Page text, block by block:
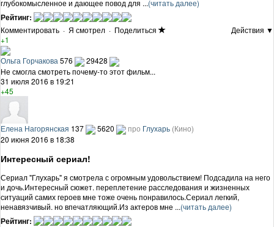
глубокомысленное и дающее повод для ...(читать далее)
Рейтинг:
Комментировать · Я смотрел · Поделиться
Действия ▼
+1
Ольга Горчакова 576
29428
Не смогла смотреть почему-то этот фильм...
31 июля 2016 в 19:21
+45
Елена Нагорянская 137 5620 про Глухарь (Кино)
20 июня 2016 в 18:38
Интересный сериал!
Сериал "Глухарь" я смотрела с огромным удовольствием! Подсадила на него
и дочь.Интересный сюжет. переплетение расследования и жизненных
ситуаций самих героев мне тоже очень понравилось.Сериал легкий,
ненавязчивый. но впечатляющий.Из актеров мне ...(читать далее)
Рейтинг: